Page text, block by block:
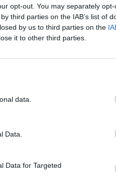
opt-out. You may separately
third parties on the IAB’s list of
by us to third parties on the
it to other third parties.
data.
Data.
Data for Targeted
συναντήσεις,
χαρακτήρα.
πιο
να